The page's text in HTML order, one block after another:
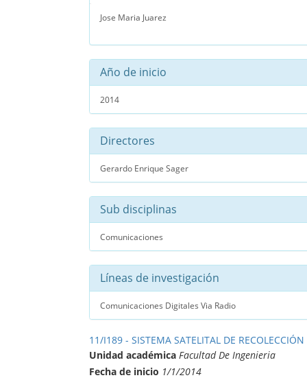
Jose Maria Juarez
Año de inicio
2014
Directores
Gerardo Enrique Sager
Sub disciplinas
Comunicaciones
Líneas de investigación
Comunicaciones Digitales Via Radio
11/I189 - SISTEMA SATELITAL DE
Unidad académica Facultad De Ingenieria
Fecha de inicio 1/1/2014